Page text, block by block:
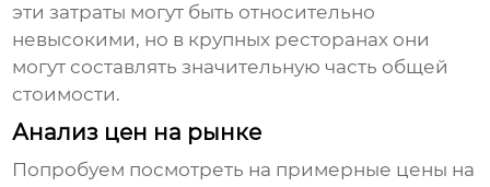
эти затраты могут быть относительно
невысокими, но в крупных ресторанах они
могут составлять значительную часть общей
стоимости.
Анализ цен на рынке
Попробуем посмотреть на примерные цены на